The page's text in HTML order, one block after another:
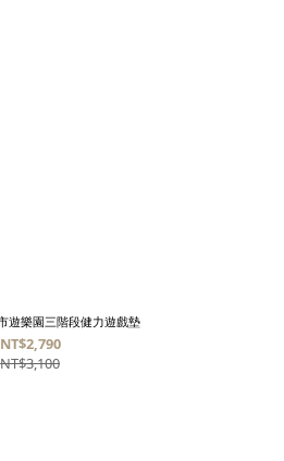
遊樂園三階段健力遊戲墊
NT$2,790
NT$3,100